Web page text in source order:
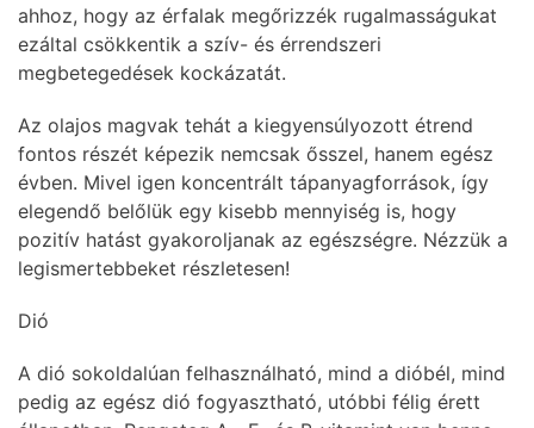
ahhoz, hogy az érfalak megőrizzék rugalmasságukat
ezáltal csökkentik a szív- és érrendszeri
megbetegedések kockázatát.
Az olajos magvak tehát a kiegyensúlyozott étrend
fontos részét képezik nemcsak ősszel, hanem egész
évben. Mivel igen koncentrált tápanyagforrások, így
elegendő belőlük egy kisebb mennyiség is, hogy
pozitív hatást gyakoroljanak az egészségre. Nézzük a
legismertebbeket részletesen!
Dió
A dió sokoldalúan felhasználható, mind a dióbél, mind
pedig az egész dió fogyasztható, utóbbi félig érett